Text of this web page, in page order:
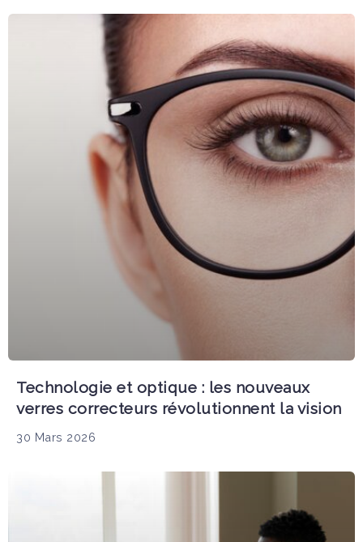
Technologie et optique : les nouveaux
verres correcteurs révolutionnent la vision
30 Mars 2026